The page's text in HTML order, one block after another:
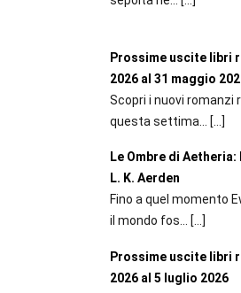
Prossime uscite libri
2026 al 31 maggio
Scopri i nuovi romanzi
questa settima...
[…]
Le Ombre di
L. K. Aerden
Fino a quel momento
il mondo fos... […]
Prossime uscite libri
2026 al 5 luglio 2026